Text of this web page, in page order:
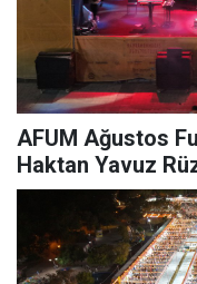
AFUM Ağustos
Haktan Yavuz